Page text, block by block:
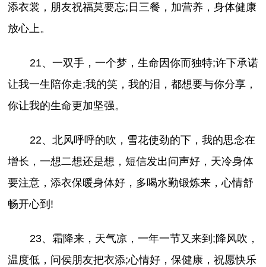
添衣裳，朋友祝福莫要忘;日三餐，加营养，身体健康
放心上。
21、一双手，一个梦，生命因你而独特;许下承诺
让我一生陪你走;我的笑，我的泪，都想要与你分享，
你让我的生命更加坚强。
22、北风呼呼的吹，雪花使劲的下，我的思念在
增长，一想二想还是想，短信发出问声好，天冷身体
要注意，添衣保暖身体好，多喝水勤锻炼来，心情舒
畅开心到!
23、霜降来，天气凉，一年一节又来到;降风吹，
温度低，问侯朋友把衣添;心情好，保健康，祝愿快乐